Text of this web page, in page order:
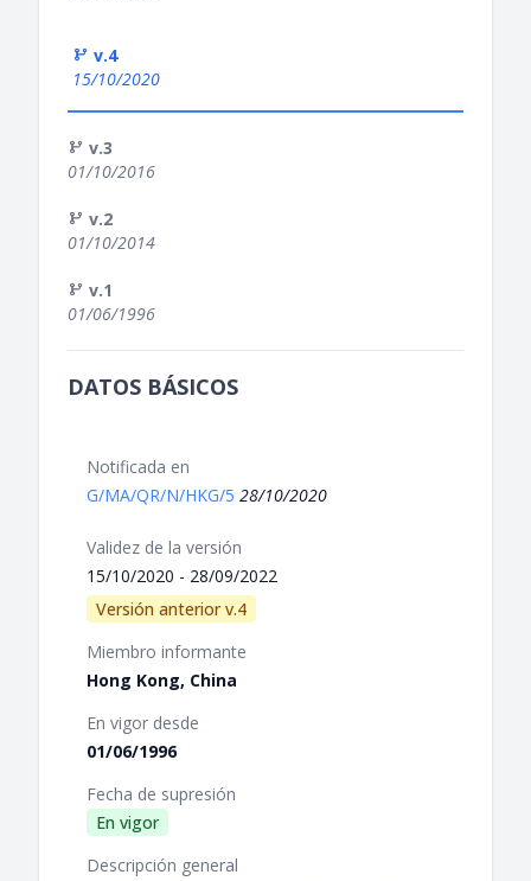
v.4
15/10/2020
v.3
01/10/2016
v.2
01/10/2014
v.1
01/06/1996
DATOS BÁSICOS
Notificada en
G/MA/QR/N/HKG/5 28/10/2020
Validez de la versión
15/10/2020 - 28/09/2022
Versión anterior v.4
Miembro informante
Hong Kong, China
En vigor desde
01/06/1996
Fecha de supresión
En vigor
Descripción general